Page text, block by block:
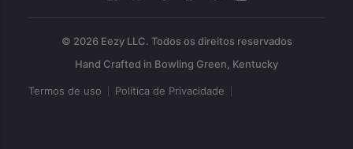
© 2026 Eezy LLC. Todos os direitos reservados
Termos de uso Política de Privacidade